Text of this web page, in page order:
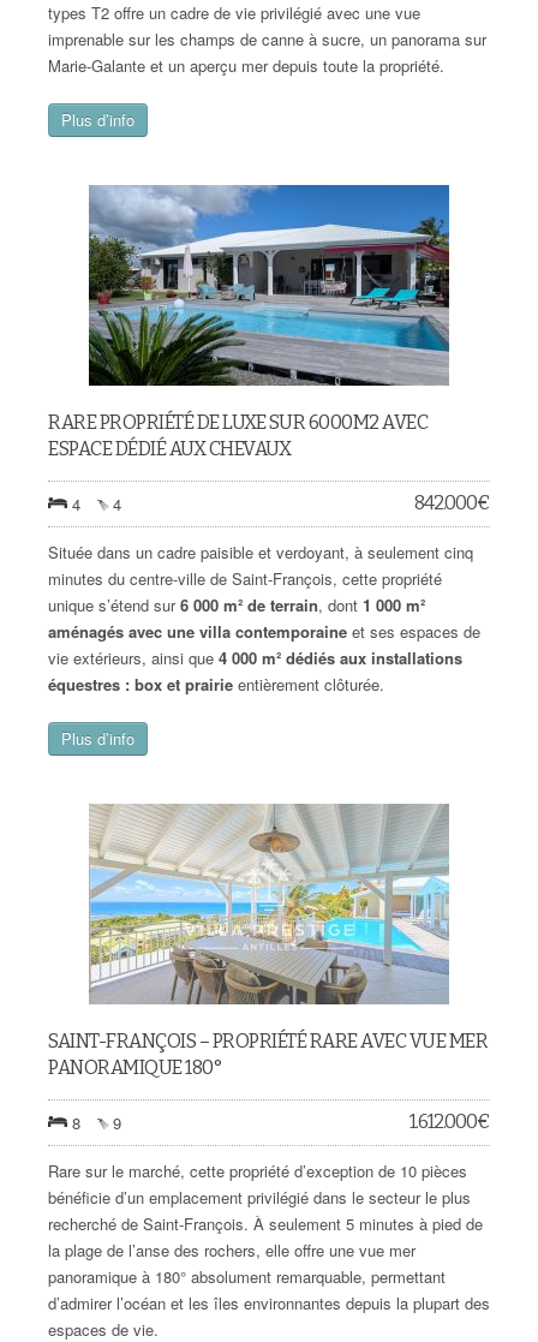
types T2 offre un cadre de vie privilégié avec une vue
imprenable sur les champs de canne à sucre, un panorama sur
Marie-Galante et un aperçu mer depuis toute la propriété.
Plus d’info
RARE PROPRIÉTÉ DE LUXE SUR 6000M2 AVEC
ESPACE DÉDIÉ AUX CHEVAUX
4 4 842.000€
Située dans un cadre paisible et verdoyant, à seulement cinq
minutes du centre-ville de Saint-François, cette propriété
unique s’étend sur6 000 m² de terrain, dont 1 000 m²
aménagés avec une villa contemporaine et ses espaces de
vie extérieurs, ainsi que 4 000 m² dédiés aux installations
équestres : box et prairie entièrement clôturée.
Plus d’info
SAINT-FRANÇOIS – PROPRIÉTÉ RARE AVEC VUE MER
PANORAMIQUE 180°
8 9 1.612.000€
Rare sur le marché, cette propriété d’exception de 10 pièces
bénéficie d’un emplacement privilégié dans le secteur le plus
recherché de Saint-François. À seulement 5 minutes à pied de
la plage de l’anse des rochers, elle offre une vue mer
panoramique à 180° absolument remarquable, permettant
d’admirer l’océan et les îles environnantes depuis la plupart des
espaces de vie.